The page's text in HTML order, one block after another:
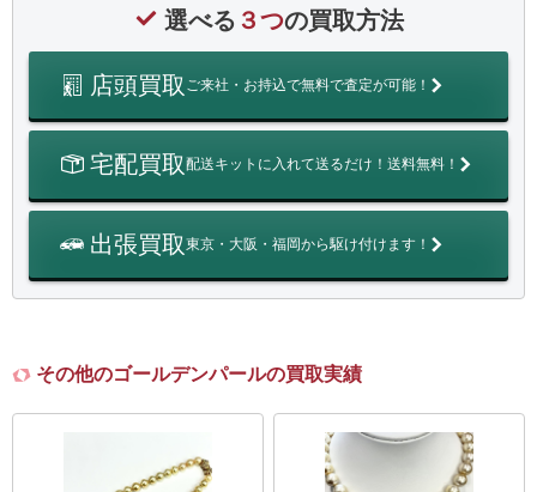
選べる ３つの買取方法
店頭買取 ご来社・お持込で無料で査定が可能！
宅配買取配送キットに入れて送るだけ！送料無料！
出張買取東京・大阪・福岡から駆け付けます！
その他のゴールデンパールの買取実績